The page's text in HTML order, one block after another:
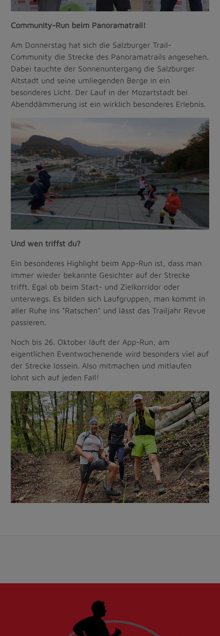
Community-Run beim Panoramatrail!
Am Donnerstag hat sich die Salzburger Trail-
Community die Strecke des Panoramatrails angesehen.
Dabei tauchte der Sonnenuntergang die Salzburger
Altstadt und seine umliegenden Berge in ein
besonderes Licht. Der Lauf in der Mozartstadt bei
Abenddämmerung ist ein wirklich besonderes Erlebnis.
Und wen triffst du?
Ein besonderes Highlight beim App-Run ist, dass man
immer wieder bekannte Gesichter auf der Strecke
trifft. Egal ob beim Start- und Zielkorridor oder
unterwegs. Es bilden sich Laufgruppen, man kommt in
aller Ruhe ins "Ratschen" und lässt das Trailjahr Revue
passieren.
Noch bis 26. Oktober läuft der App-Run, am
eigentlichen Eventwochenende wird besonders viel auf
der Strecke lossein. Also mitmachen und mitlaufen
lohnt sich auf jeden Fall!